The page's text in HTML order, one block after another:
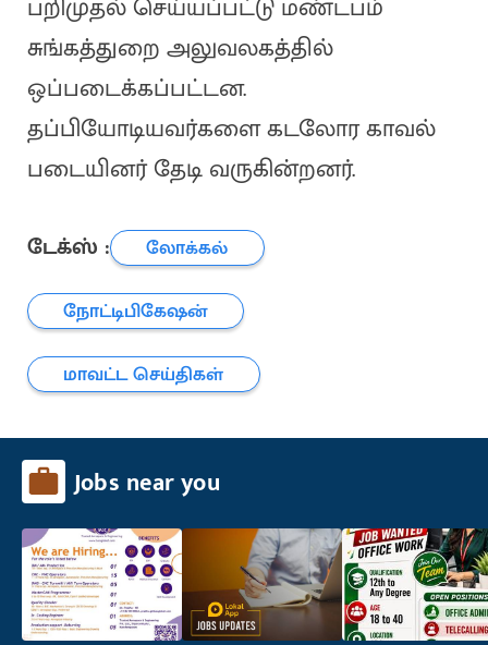
பறிமுதல் செய்யப்பட்டு மண்டபம்
சுங்கத்துறை அலுவலகத்தில்
ஒப்படைக்கப்பட்டன.
தப்பியோடியவர்களை கடலோர காவல்
படையினர் தேடி வருகின்றனர்.
டேக்ஸ் :
லோக்கல்
நோட்டிபிகேஷன்
மாவட்ட செய்திகள்
Jobs near you